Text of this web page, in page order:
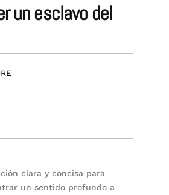
clara y concisa para
un sentido profundo a